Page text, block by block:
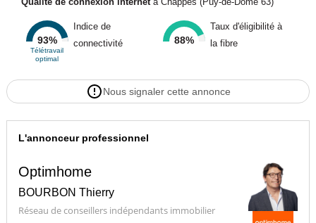
93%
Télétravail
optimal
Indice de
connectivité
88%
Taux d'éligibilité à
la fibre
Nous signaler cette annonce
L'annonceur professionnel
Optimhome
BOURBON Thierry
Réseau de conseillers indépendants immobilier